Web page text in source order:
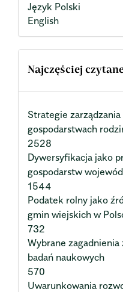
Język Polski
English
Najczęściej
Strategie
gospodarstwach
2528
Dywersyfikacja jako
gospodarstw
1544
Podatek rolny jako
gmin wiejskich w
732
Wybrane
badań naukowych
570
Uwarunkowania